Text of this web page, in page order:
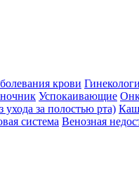
крови
Успокаивающие
ухода за полостью рта)
система Венозная